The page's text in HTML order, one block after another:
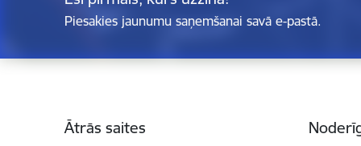
Piesakies jaunumu saņemšanai savā e-pastā.
Ātrās saites